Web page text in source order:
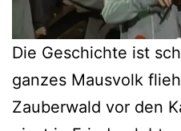
Die Geschichte ist
ganzes Mausvolk
Zauberwald vor den